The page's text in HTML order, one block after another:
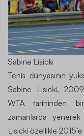
Sabine Lisicki
Tenis dünyasının
Sabine Lisicki,
WTA tarihinden
zamanlarda
Lisicki özellikle